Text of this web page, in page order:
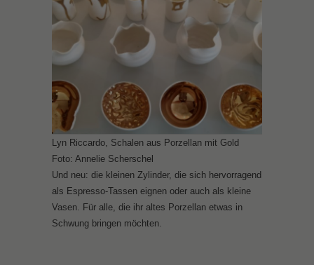
Lyn Riccardo, Schalen aus Porzellan mit Gold
Foto: Annelie Scherschel
Und neu: die kleinen Zylinder, die sich hervorragend
als Espresso-Tassen eignen oder auch als kleine
Vasen. Für alle, die ihr altes Porzellan etwas in
Schwung bringen möchten.